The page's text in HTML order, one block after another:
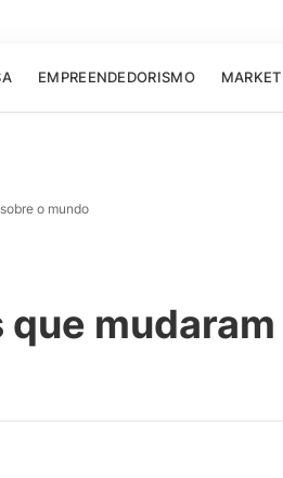
EMPREENDEDORISMO
o mundo
mudaram